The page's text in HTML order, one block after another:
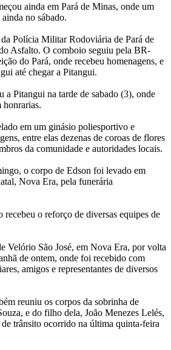
ainda em Pará de Minas, onde um
no sábado.
Polícia Militar Rodoviária de Pará de
Asfalto. O comboio seguiu pela BR-
do Pará, onde recebeu homenagens, e
até chegar a Pitangui.
a Pitangui na tarde de sabado (3), onde
honrarias.
em um ginásio poliesportivo e
entre elas dezenas de coroas de flores
da comunidade e autoridades locais.
o corpo de Edson foi levado em
Nova Era, pela funerária
o reforço de diversas equipes de
Velório São José, em Nova Era, por volta
de ontem, onde foi recebido com
amigos e representantes de diversos
reuniu os corpos da sobrinha de
e do filho dela, João Menezes Lelés,
trânsito ocorrido na última quinta-feira